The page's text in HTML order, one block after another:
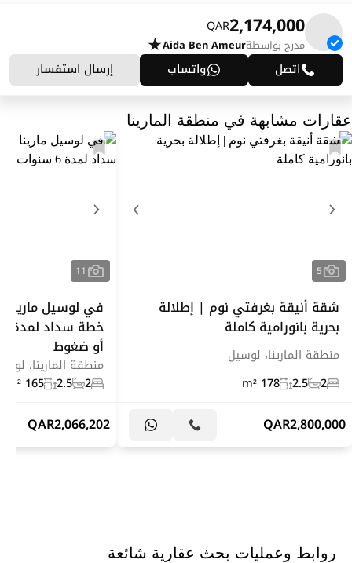
2,174,000
QAR
مدرج بواسطةAida Ben Ameur
اتصل واتساب إرسال استفسار
عقارات مشابهة في منطقة المارينا
5
شقة أنيقة بغرفتي نوم | إطلالة
بحرية بانورامية كاملة
منطقة المارينا، لوسيل
2
2.5
178 m²
2,800,000
QAR
11
في لوسيل مارينا
أو ضغوط
منطقة المارينا،
2
2.5
165 m²
2,066,202
QAR
روابط وعمليات بحث عقارية شائعة